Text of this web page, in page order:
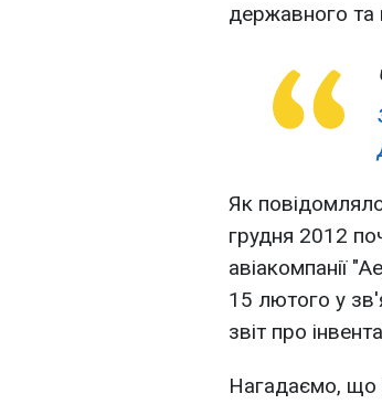
державного та
Як
грудня 2012
авіакомпанії
15 лютого у
звіт про
Нагадаємо, що